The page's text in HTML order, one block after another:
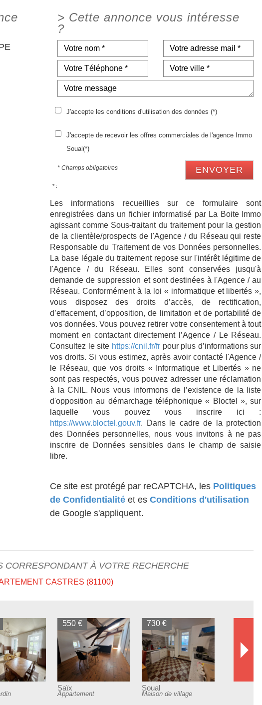
> Cette annonce vous intéresse
?
J'accepte les conditions d'utilisation des données (*)
J'accepte de recevoir les offres commerciales de l'agence Immo
Soual(*)
* Champs obligatoires ENVOYER
* :
Les informations recueillies sur ce formulaire sont
enregistrées dans un fichier informatisé par La Boite Immo
agissant comme Sous-traitant du traitement pour la gestion
de la clientèle/prospects de l'Agence / du Réseau qui reste
Responsable du Traitement de vos Données personnelles.
La base légale du traitement repose sur l'intérêt légitime de
l'Agence / du Réseau. Elles sont conservées jusqu'à
demande de suppression et sont destinées à l'Agence / au
Réseau. Conformément à la loi « informatique et libertés »,
vous disposez des droits d’accès, de rectification,
d’effacement, d’opposition, de limitation et de portabilité de
vos données. Vous pouvez retirer votre consentement à tout
moment en contactant directement l’Agence / Le Réseau.
Consultez le site https://cnil.fr/frpour plus d’informations sur
vos droits. Si vous estimez, après avoir contacté l'Agence /
le Réseau, que vos droits « Informatique et Libertés » ne
sont pas respectés, vous pouvez adresser une réclamation
à la CNIL. Nous vous informons de l’existence de la liste
d'opposition au démarchage téléphonique « Bloctel », sur
laquelle vous pouvez vous inscrire ici :
https://www.bloctel.gouv.fr. Dans le cadre de la protection
des Données personnelles, nous vous invitons à ne pas
inscrire de Données sensibles dans le champ de saisie
libre.
Ce site est protégé par reCAPTCHA, les Politiques
de Confidentialité et esConditions d'utilisation
de Google s'appliquent.
CORRESPONDANT À VOTRE RECHERCHE
CASTRES (81100)
660 €
Maison de village